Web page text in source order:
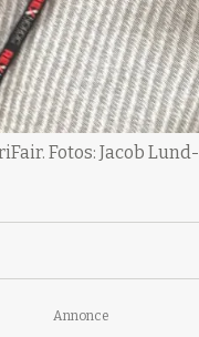
Fotos: Jacob Lund-
Annonce